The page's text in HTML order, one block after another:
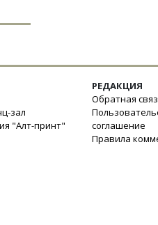
зал
"Алт-принт"
РЕДАКЦИЯ
Обратная
соглашение
Правила